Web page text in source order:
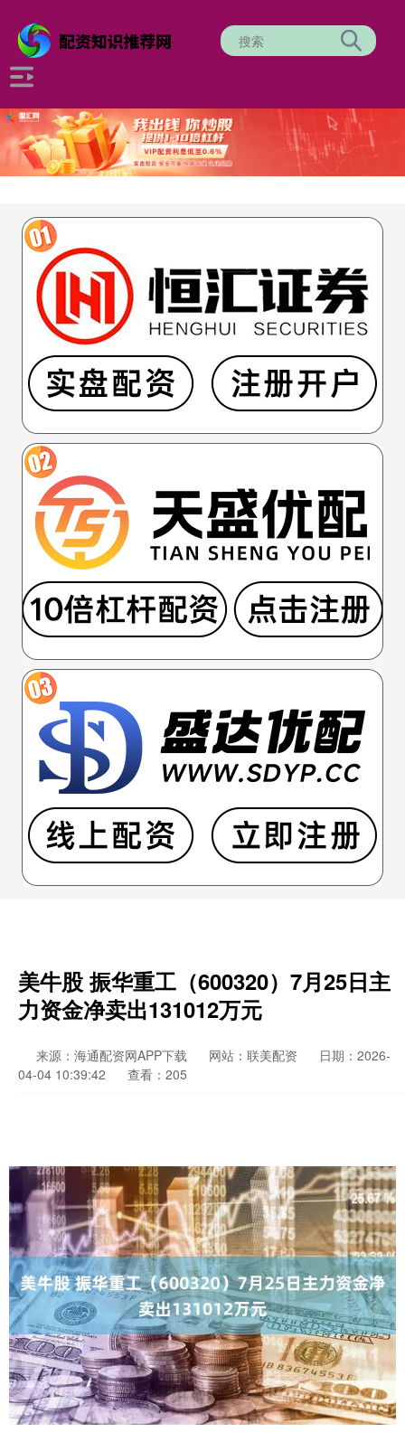
美牛股 振华重工（600320）7月25日主
力资金净卖出131012万元
来源：海通配资网APP下载 网站：联美配资
日期：2026-
04-04 10:39:42
查看：205